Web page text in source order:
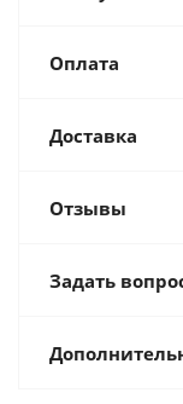
Оплата
Доставка
Отзывы
Задать